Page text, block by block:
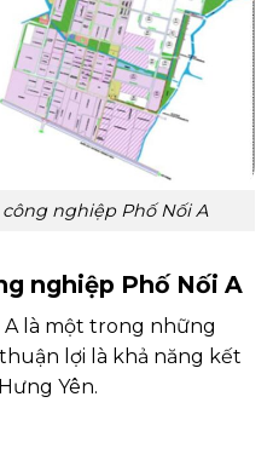
nghiệp Phố Nối A
nghiệp Phố Nối A
là một trong những
lợi là khả năng kết
Yên.